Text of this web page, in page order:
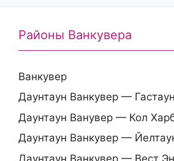
Районы Ванкувера
Ванкувер
Даунтаун Ванкувер — Гастаун
Даунтаун Ванувер — Кол
Даунтаун Ванкувер —
Даунтаун Ванкувер — Вест